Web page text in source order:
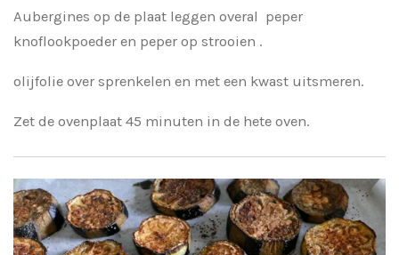
Aubergines op de plaat leggen overal peper
knoflookpoeder en peper op strooien .
olijfolie over sprenkelen en met een kwast uitsmeren.
Zet de ovenplaat 45 minuten in de hete oven.